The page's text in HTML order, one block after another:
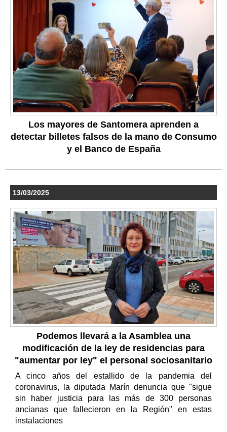
Los mayores de Santomera aprenden a
detectar billetes falsos de la mano de Consumo
y el Banco de España
13/03/2025
Podemos llevará a la Asamblea una
modificación de la ley de residencias para
"aumentar por ley" el personal sociosanitario
A cinco años del estallido de la pandemia del
coronavirus, la diputada Marín denuncia que "sigue
sin haber justicia para las más de 300 personas
ancianas que fallecieron en la Región" en estas
instalaciones